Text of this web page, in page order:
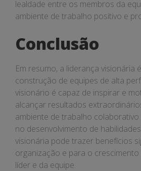
lealdade entre os membros da
ambiente de trabalho positivo e
Conclusão
Em resumo, a liderança visionária
construção de equipes de alta
visionário é capaz de inspirar e
alcançar resultados
ambiente de trabalho
no desenvolvimento de
visionária pode trazer benefícios
organização e para o
líder e da equipe.